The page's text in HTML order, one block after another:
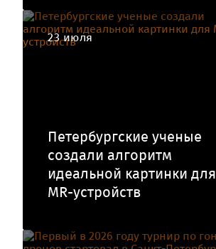
23 июля
Петербургские ученые
создали алгоритм
идеальной картинки для
MR-устройств